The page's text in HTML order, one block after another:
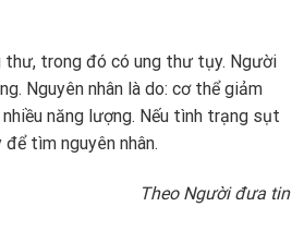
thư, trong đó có ung thư tụy. Người
Nguyên nhân là do: cơ thể giảm
năng lượng. Nếu tình trạng sụt
tìm nguyên nhân.
Theo Người đưa tin